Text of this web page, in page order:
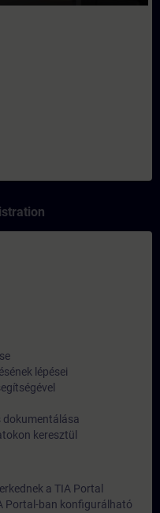
lépései
dokumentálása
keresztül
a TIA Portal
Portal-ban konfigurálható